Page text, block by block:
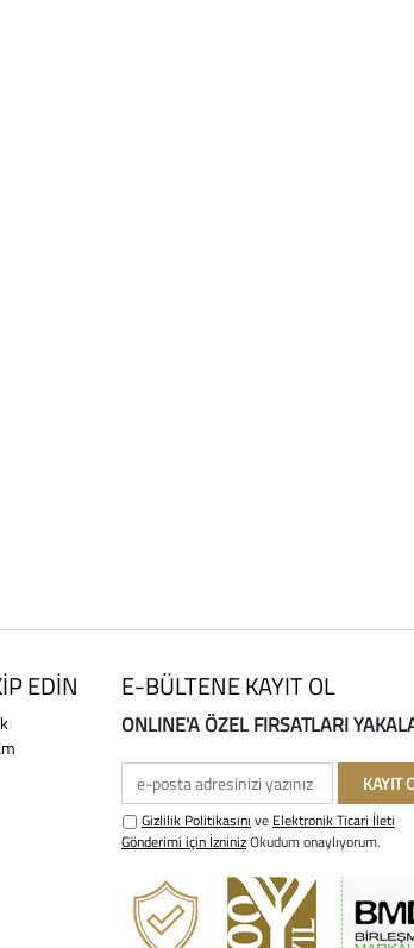
EDİN E-BÜLTENE KAYIT OL
ONLINE'A ÖZEL FIRSATLARI
e-posta adresinizi yazınız
KAYIT
Gizlilik Politikasını ve Elektronik Ticari İleti
Gönderimi için İzninizOkudum onaylıyorum.